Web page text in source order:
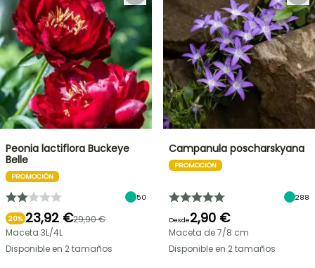
Peonia lactiflora Buckeye
Belle
PROMOCIÓN
50
20% 23,92 €29,90 €
Maceta 3L/4L
Disponible en 2 tamaños
Campanula poscharskyana
PROMOCIÓN
288
Desde2,90 €
Maceta de 7/8 cm
Disponible en 2 tamaños